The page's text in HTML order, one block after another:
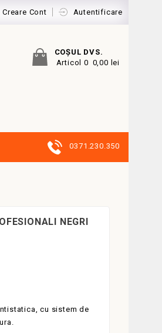
Creare Cont Autentificare
COŞUL DVS.
Articol 0 0,00 lei
0371.230.350
NEGRI
cu sistem de